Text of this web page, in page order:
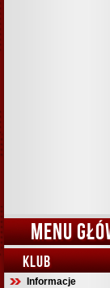
MENU
KLUB
Informacje